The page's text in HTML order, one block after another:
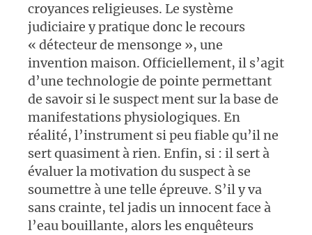
croyances religieuses. Le système
judiciaire y pratique donc le recours
« détecteur de mensonge », une
invention maison. Officiellement, il s’agit
d’une technologie de pointe permettant
de savoir si le suspect ment sur la base de
manifestations physiologiques. En
réalité, l’instrument si peu fiable qu’il ne
sert quasiment à rien. Enfin, si : il sert à
évaluer la motivation du suspect à se
soumettre à une telle épreuve. S’il y va
sans crainte, tel jadis un innocent face à
l’eau bouillante, alors les enquêteurs